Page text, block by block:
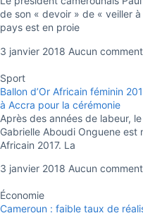
de son « devoir » de « veiller
pays est en proie
3 janvier 2018 Aucun
Sport
Ballon d’Or Africain féminin
à Accra pour la cérémonie
Après des années de labeur,
Gabrielle Aboudi Onguene est
Africain 2017. La
3 janvier 2018 Aucun
Économie
Cameroun : faible taux de